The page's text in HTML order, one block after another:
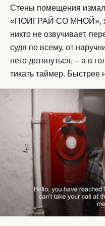
Стены помещения
«ПОИГРАЙ СО МНОЙ»,
никто не озвучивает,
судя по всему, от
него дотянуться, – а в
тикать таймер. Быстрее